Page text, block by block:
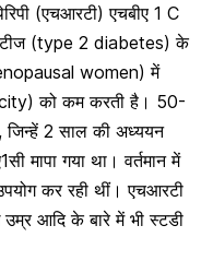
(एचआरटी) एचबीए 1 C
(type 2 diabetes) के
women) में
को कम करती है। 50-
जिन्हें 2 साल की अध्ययन
मापा गया था। वर्तमान में
कर रही थीं। एचआरटी
आदि के बारे में भी स्टडी